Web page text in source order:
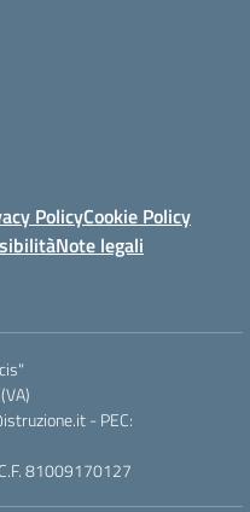
PolicyCookie Policy
Note legali
- PEC:
81009170127